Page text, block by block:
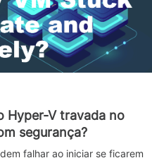
Hyper-V travada no
segurança?
falhar ao iniciar se ficarem